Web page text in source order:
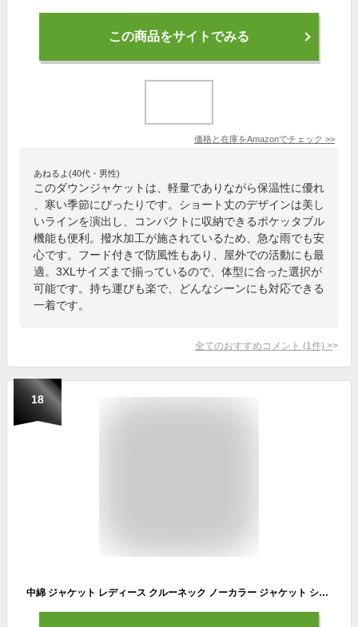
この商品をサイトでみる
価格と在庫をAmazonでチェック >>
あねるよ(40代・男性)
このダウンジャケットは、軽量でありながら保温性に優れ
、寒い季節にぴったりです。ショート丈のデザインは美し
いラインを演出し、コンパクトに収納できるポケッタブル
機能も便利。撥水加工が施されているため、急な雨でも安
心です。フード付きで防風性もあり、屋外での活動にも最
適。3XLサイズまで揃っているので、体型に合った選択が
可能です。持ち運びも楽で、どんなシーンにも対応できる
一着です。
全てのおすすめコメント (1 件) >
18
中綿 ジャケット レディース クルーネック ノーカラー ジャケット ショート 軽量 薄手 防寒 保温 あたっか 長袖 コートイン インナージ